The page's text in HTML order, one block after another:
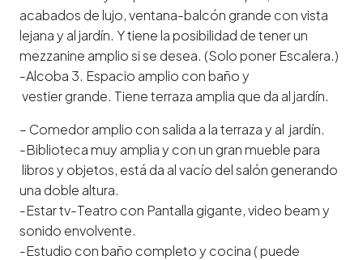
acabados de lujo, ventana-balcón grande con vista
lejana y al jardín. Y tiene la posibilidad de tener un
mezzanine amplio si se desea. (Solo poner Escalera.)
-Alcoba 3. Espacio amplio con baño y
vestier grande. Tiene terraza amplia que da al jardín.
– Comedor amplio con salida a la terraza y al jardín.
-Biblioteca muy amplia y con un gran mueble para
libros y objetos, está da al vacío del salón generando
una doble altura.
-Estar tv-Teatro con Pantalla gigante, video beam y
sonido envolvente.
-Estudio con baño completo y cocina ( puede